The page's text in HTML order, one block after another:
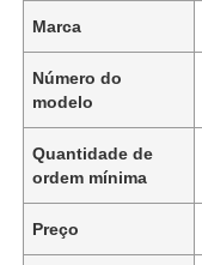
Marca
Número do
modelo
Quantidade de
ordem mínima
Preço